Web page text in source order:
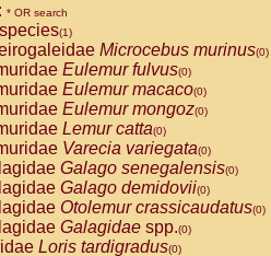
* OR search
(1)
Microcebus murinus(0)
Eulemur fulvus(0)
Eulemur macaco(0)
Eulemur mongoz(0)
Lemur catta(0)
Varecia variegata(0)
Galago senegalensis(0)
Galago demidovii(0)
Otolemur crassicaudatus(0)
Galagidae spp.(0)
Loris tardigradus(0)